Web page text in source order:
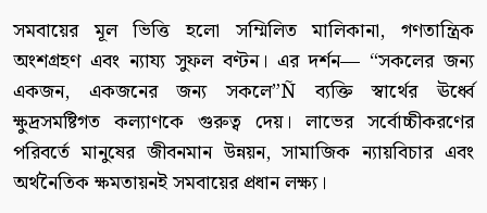
সমবায়ের মূল ভিত্তি হলো সম্মিলিত মালিকানা, গণতান্ত্রিক
অংশগ্রহণ এবং ন্যায্য সুফল বণ্টন। এর দর্শন— “সকলের জন্য
একজন, একজনের জন্য সকলে”Ñ ব্যক্তি স্বার্থের ঊর্ধ্বে
ক্ষুদ্রসমষ্টিগত কল্যাণকে গুরুত্ব দেয়। লাভের সর্বোচ্চীকরণের
পরিবর্তে মানুষের জীবনমান উন্নয়ন, সামাজিক ন্যায়বিচার এবং
অর্থনৈতিক ক্ষমতায়নই সমবায়ের প্রধান লক্ষ্য।